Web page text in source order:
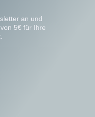
an und
5€ für Ihre